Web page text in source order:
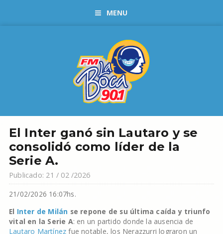
MENU
El Inter ganó sin Lautaro y se
consolidó como líder de la
Serie A.
Publicado: 21 / 02 /2026
21/02/2026 16:07hs.
El Inter de Milán se repone de su última caída y triunfo
vital en la Serie A: en un partido donde la ausencia de
Lautaro Martínez fue notable, los Nerazzurri lograron un